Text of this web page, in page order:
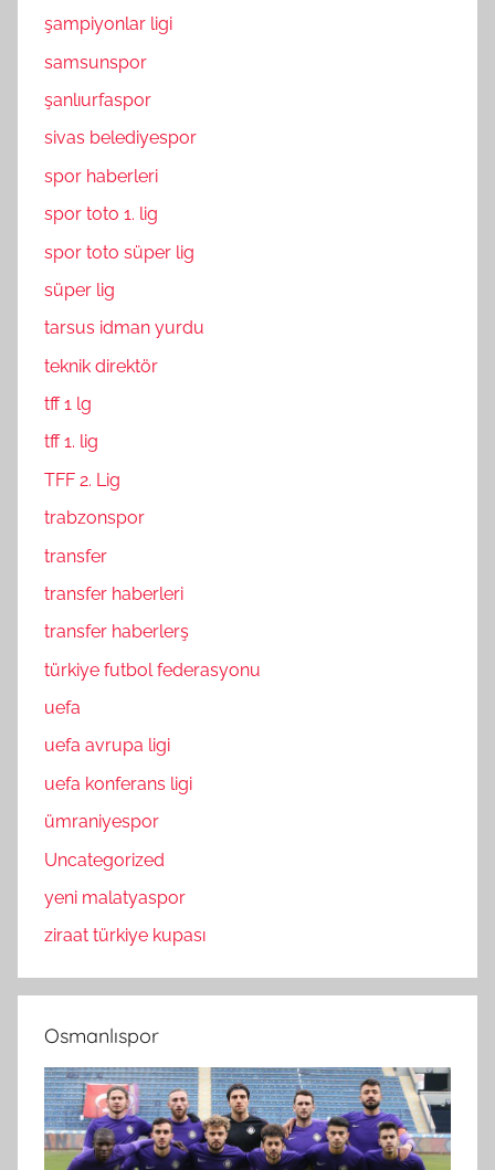
şampiyonlar ligi
samsunspor
şanlıurfaspor
sivas belediyespor
spor haberleri
spor toto 1. lig
spor toto süper lig
süper lig
tarsus idman yurdu
teknik direktör
tff 1 lg
tff 1. lig
TFF 2. Lig
trabzonspor
transfer
transfer haberleri
transfer haberlerş
türkiye futbol federasyonu
uefa
uefa avrupa ligi
uefa konferans ligi
ümraniyespor
Uncategorized
yeni malatyaspor
ziraat türkiye kupası
Osmanlıspor